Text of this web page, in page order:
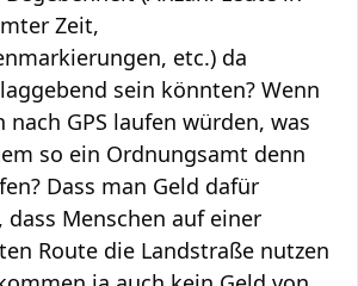
Zeit,
etc.) da
sein könnten? Wenn
nach GPS laufen würden, was
so ein Ordnungsamt denn
Dass man Geld dafür
Menschen auf einer
Route die Landstraße nutzen